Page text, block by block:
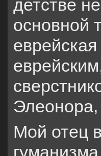
детстве
основной
Мой отец